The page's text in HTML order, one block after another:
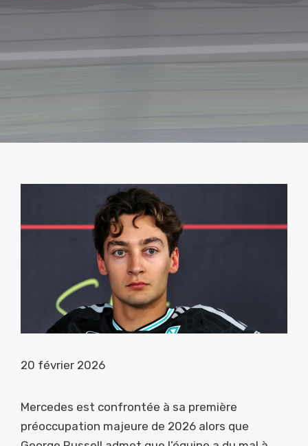
20 février 2026
Mercedes est confrontée à sa première
préoccupation majeure de 2026 alors que